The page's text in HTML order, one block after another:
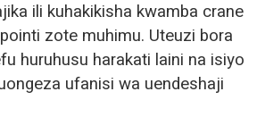
ili kuhakikisha kwamba crane
zote muhimu. Uteuzi bora
huruhusu harakati laini na isiyo
ufanisi wa uendeshaji